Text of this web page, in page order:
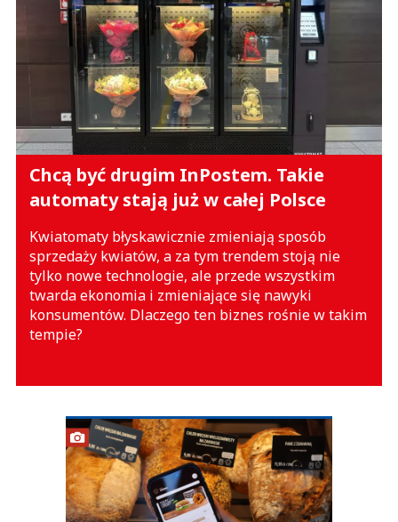
Chcą być drugim InPostem. Takie
automaty stają już w całej Polsce
Kwiatomaty błyskawicznie zmieniają sposób
sprzedaży kwiatów, a za tym trendem stoją nie
tylko nowe technologie, ale przede wszystkim
twarda ekonomia i zmieniające się nawyki
konsumentów. Dlaczego ten biznes rośnie w takim
tempie?